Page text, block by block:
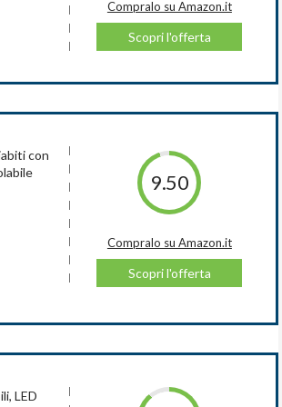
Compralo su Amazon.it
Scopri l'offerta
con
9.50
Compralo su Amazon.it
Scopri l'offerta
regolare in altezza sia in
inclusi, questo kit organizer è facile da
LED